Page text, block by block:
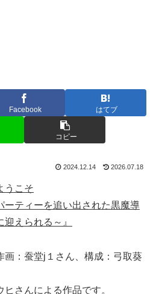
Facebook はてブ
コピー
2024.12.14 2026.07.18
うこそ
ーティーを追い出された黒魔導
えられる～』
画：蚕堂j１さん、構成：弓取葵
さんによる作品です。